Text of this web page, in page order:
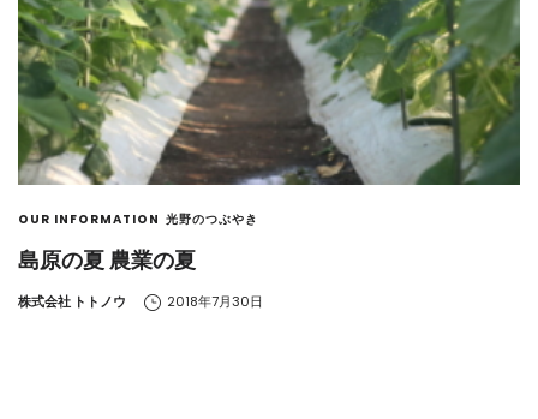
OUR INFORMATION 光野のつぶやき
島原の夏 農業の夏
by
株式会社 トトノウ 2018年7月30日